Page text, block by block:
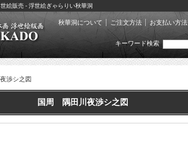
絵販売 - 浮世絵ぎゃらりい秋華洞
秋華洞について ご注文方法 お支払い方法
キーワード検索
渉シ之図
国周 隅田川夜渉シ之図